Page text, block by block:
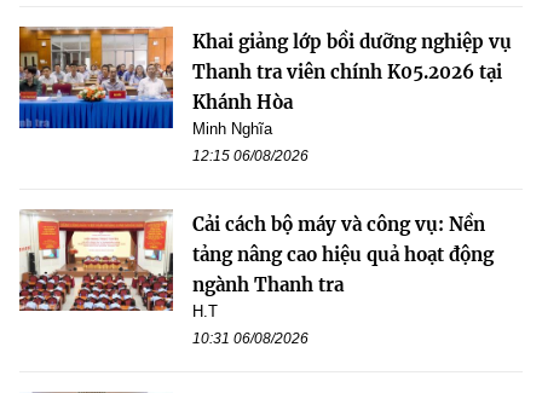
Khai giảng lớp bồi dưỡng nghiệp vụ
Thanh tra viên chính K05.2026 tại
Khánh Hòa
Minh Nghĩa
12:15 06/08/2026
Cải cách bộ máy và công vụ: Nền
tảng nâng cao hiệu quả hoạt động
ngành Thanh tra
H.T
10:31 06/08/2026